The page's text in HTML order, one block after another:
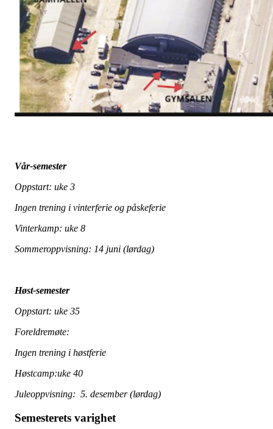
Vår-semester
Oppstart: uke 3
Ingen trening i vinterferie og påskeferie
Vinterkamp: uke 8
Sommeroppvisning: 14 juni (lørdag)
Høst-semester
Oppstart: uke 35
Foreldremøte:
Ingen trening i høstferie
Høstcamp:uke 40
Juleoppvisning: 5. desember (lørdag)
Semesterets varighet